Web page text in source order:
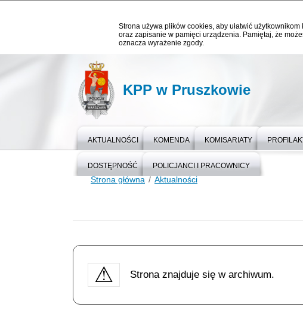
Strona używa plików cookies, aby ułatwić
oraz zapisanie w pamięci urządzenia. Pamiętaj, że
oznacza wyrażenie zgody.
KPP w Pruszkowie
AKTUALNOŚCI KOMENDA KOMISARIATY
DOSTĘPNOŚĆ POLICJANCI I PRACOWNICY
Strona główna Aktualności
Strona znajduje się w archiwum.